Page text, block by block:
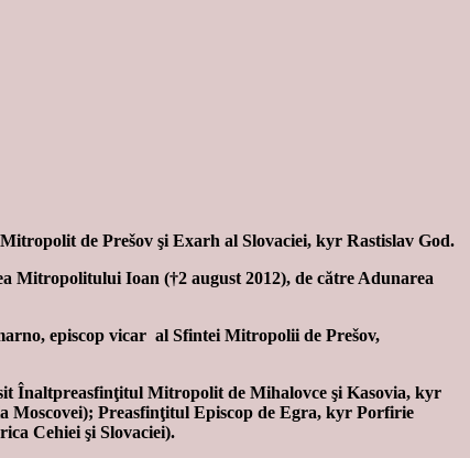
de Prešov şi Exarh al Slovaciei, kyr Rastislav God.
Mitropolitului Ioan (†2 august 2012), de către Adunarea
episcop vicar al Sfintei Mitropolii de Prešov,
Înaltpreasfinţitul Mitropolit de Mihalovce şi Kasovia, kyr
Moscovei); Preasfinţitul Episcop de Egra, kyr Porfirie
Cehiei şi Slovaciei).